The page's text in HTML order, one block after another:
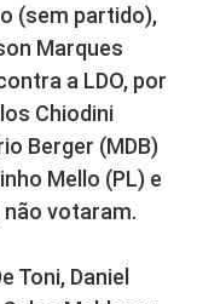
(sem partido),
Marques
a LDO, por
Chiodini
Berger (MDB)
Mello (PL) e
votaram.
Toni, Daniel